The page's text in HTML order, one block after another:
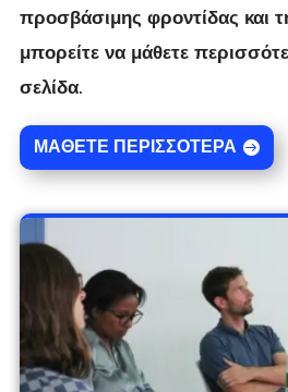
προσβάσιμης φροντίδας και
μπορείτε να μάθετε
σελίδα.
ΜΆΘΕΤΕ ΠΕΡΙΣΣΌΤΕΡΑ